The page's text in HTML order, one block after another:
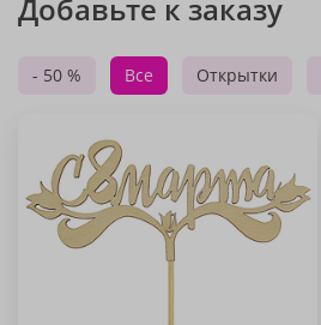
Добавьте к заказу
- 50 % Все Открытки